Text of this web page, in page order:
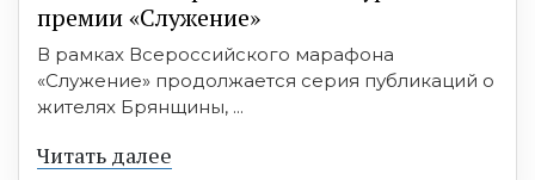
премии «Служение»
В рамках Всероссийского марафона
«Служение» продолжается серия публикаций о
жителях Брянщины, ...
Читать далее